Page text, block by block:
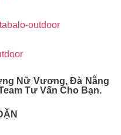
outdoor
Nữ Vương, Đà Nẵng
Tư Vấn Cho Bạn.